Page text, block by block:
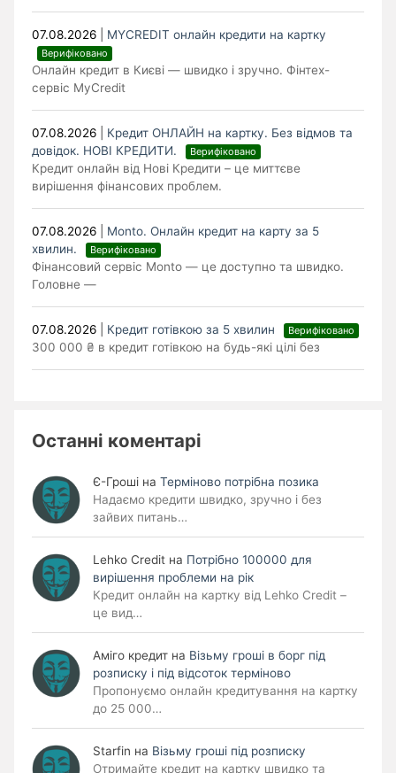
07.08.2026 MYCREDIT онлайн кредити на картку
Верифіковано
Онлайн кредит в Києві — швидко і зручно. Фінтех-
сервіс MyCredit
07.08.2026
Кредит ОНЛАЙН на картку. Без відмов та
довідок. НОВІ КРЕДИТИ.
Верифіковано
Кредит онлайн від Нові Кредити – це миттєве
вирішення фінансових проблем.
07.08.2026
Monto. Онлайн кредит на карту за 5
хвилин.
Верифіковано
Фінансовий сервіс Monto — це доступно та швидко.
Головне —
07.08.2026 Кредит готівкою за 5 хвилин Верифіковано
300 000 ₴ в кредит готівкою на будь-які цілі без
Останні коментарі
Є-Гроші на Терміново потрібна позика
Надаємо кредити швидко, зручно і без
зайвих питань…
Lehko Сredit на Потрібно 100000 для
вирішення проблеми на рік
Кредит онлайн на картку від Lehko Credit –
це вид…
Аміго кредит на Візьму гроші в борг під
розписку і під відсоток терміново
Пропонуємо онлайн кредитування на картку
до 25 000…
Starfin на Візьму гроші під розписку
Отримайте кредит на картку швидко та